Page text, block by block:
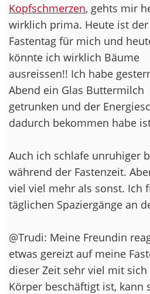
Kopfschmerzen, gehts mir
wirklich prima. Heute ist der
Fastentag für mich und
könnte ich wirklich Bäume
ausreissen!! Ich habe
Abend ein Glas Buttermilch
getrunken und der
dadurch bekommen habe
Auch ich schlafe unruhiger
während der Fastenzeit.
viel viel mehr als sonst. Ich
täglichen Spaziergänge an
@Trudi: Meine Freundin
etwas gereizt auf meine
dieser Zeit sehr viel mit
Körper beschäftigt ist, kann